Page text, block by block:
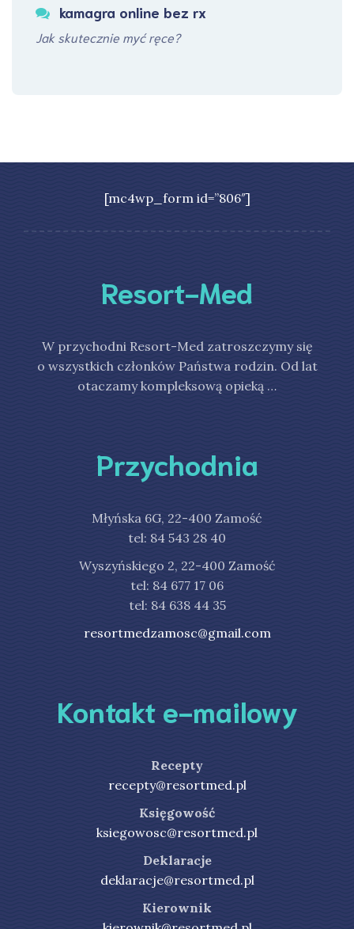
kamagra online bez rx
Jak skutecznie myć ręce?
[mc4wp_form id=”806″]
Resort-Med
W przychodni Resort-Med zatroszczymy się
o wszystkich członków Państwa rodzin. Od lat
otaczamy kompleksową opieką …
Przychodnia
Młyńska 6G, 22-400 Zamość
tel: 84 543 28 40
Wyszyńskiego 2, 22-400 Zamość
tel: 84 677 17 06
tel: 84 638 44 35
resortmedzamosc@gmail.com
Kontakt e-mailowy
Recepty
recepty@resortmed.pl
Księgowość
ksiegowosc@resortmed.pl
Deklaracje
deklaracje@resortmed.pl
Kierownik